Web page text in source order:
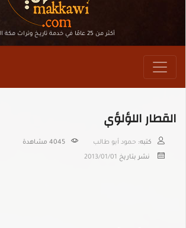
أكثر من 25 عامًا في خدمة تاريـخ وتراث مكة المكرمة
القطار اللؤلؤي
كتبه: حمود أبو طالب 4045 مشاهدة
نشر بتاريخ 2013/01/01